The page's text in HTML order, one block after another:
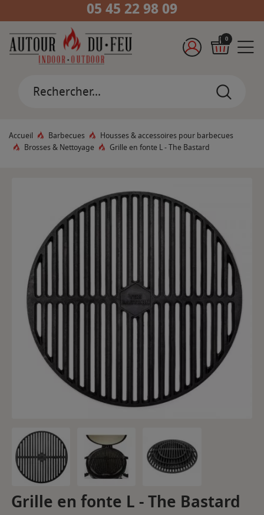
05 45 22 98 09
0
Accueil Barbecues
Housses & accessoires pour barbecues
Brosses & Nettoyage
Grille en fonte L - The Bastard
Grille en fonte L - The Bastard